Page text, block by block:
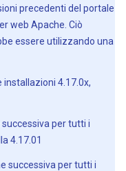
precedenti del portale
web Apache. Ciò
essere utilizzando una
4.17.0x,
per tutti i
4.17.01
successiva per tutti i